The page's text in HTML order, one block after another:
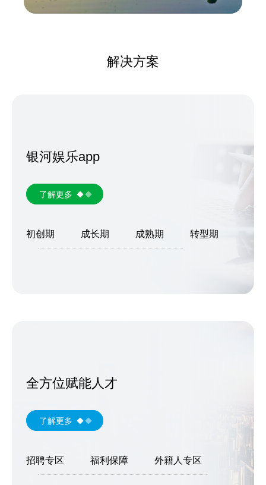
解决方案
银河娱乐app
了解更多
初创期 成长期 成熟期 转型期
全方位赋能人才
了解更多
招聘专区 福利保障 外籍人专区